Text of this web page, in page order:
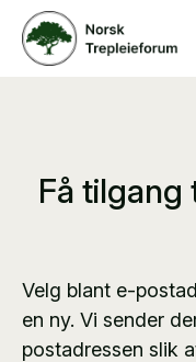
Få tilgang
Velg blant e-
en ny. Vi sender
postadressen slik